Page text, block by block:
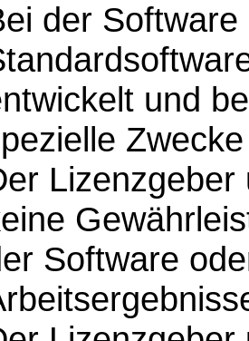
der
und
Software